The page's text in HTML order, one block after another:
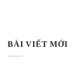
BÀI VIẾT MỚI